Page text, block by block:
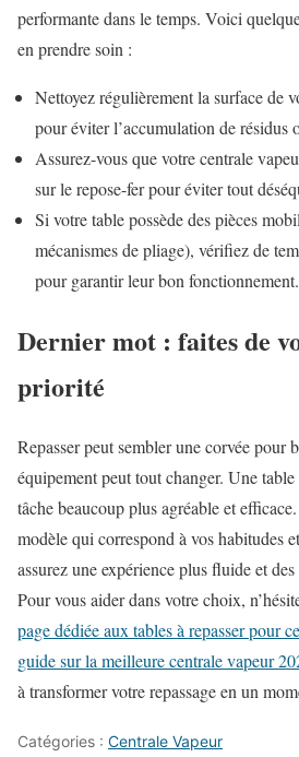
performante dans le temps. Voici
en prendre soin :
Nettoyez régulièrement la surface de
pour éviter l’accumulation de résidus
Assurez-vous que votre centrale
sur le repose-fer pour éviter tout
Si votre table possède des pièces
mécanismes de pliage), vérifiez de
pour garantir leur bon fonctionnement.
Dernier mot : faites de
priorité
Repasser peut sembler une corvée pour
équipement peut tout changer. Une
tâche beaucoup plus agréable et
modèle qui correspond à vos habitudes
assurez une expérience plus fluide et
Pour vous aider dans votre choix,
page dédiée aux tables à repasser pour
guide sur la meilleure centrale vapeur
à transformer votre repassage en un
Catégories : Centrale Vapeur